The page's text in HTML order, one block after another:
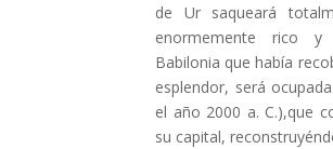
de Ur saqueará
enormemente rico
Babilonia que había
esplendor, será
el año 2000 a. C.),que
su capital,